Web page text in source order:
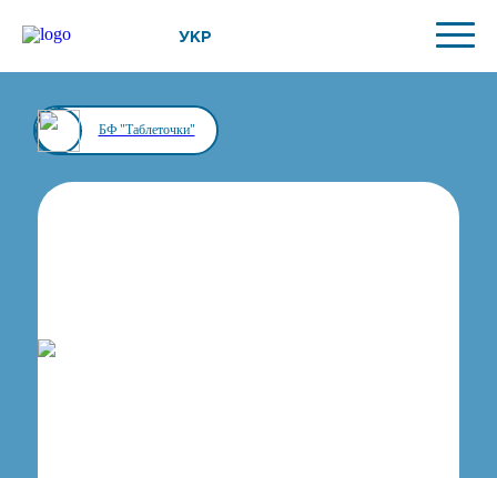
УКР
БФ "Таблеточки"